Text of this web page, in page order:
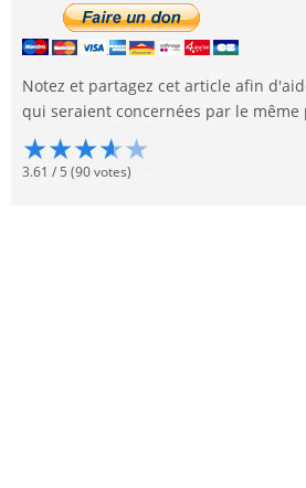
Notez et partagez cet article afin
qui seraient concernées par le même
★★★★★
3.61 / 5 (90votes)